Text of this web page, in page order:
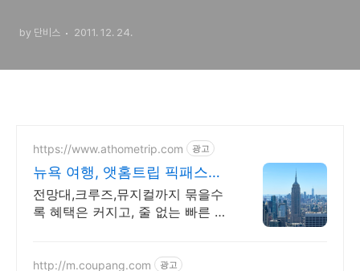
by 단비스 2011. 12. 24.
https://www.athometrip.com 광고
뉴욕 여행, 앳홈트립 픽패스로
더 합리적으로
전망대,크루즈,뮤지컬까지 묶을수
록 혜택은 커지고, 줄 없는 빠른 입
http://m.coupang.com 광고